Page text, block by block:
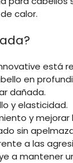
calor.
está
en
dañada.
y elasticidad.
y
sin
a las
a mantener